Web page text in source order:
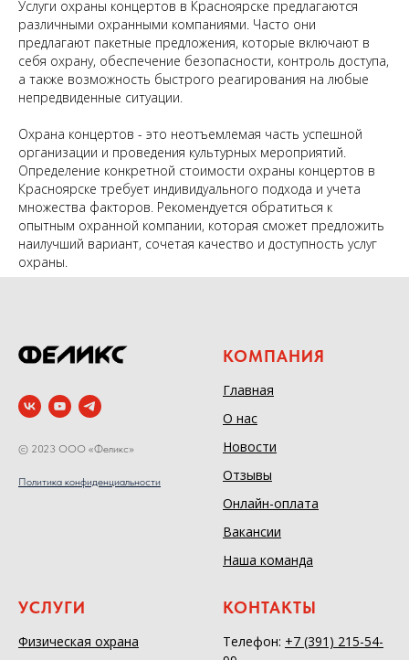
Услуги охраны концертов в Красноярске предлагаются
различными охранными компаниями. Часто они
предлагают пакетные предложения, которые включают в
себя охрану, обеспечение безопасности, контроль доступа,
а также возможность быстрого реагирования на любые
непредвиденные ситуации.
Охрана концертов - это неотъемлемая часть успешной
организации и проведения культурных мероприятий.
Определение конкретной стоимости охраны концертов в
Красноярске требует индивидуального подхода и учета
множества факторов. Рекомендуется обратиться к
опытным охранной компании, которая сможет предложить
наилучший вариант, сочетая качество и доступность услуг
охраны.
© 2023 ООО «Феликс»
Политика конфиденциальности
КОМПАНИЯ
Главная
О нас
Новости
Отзывы
Онлайн-оплата
Вакансии
Наша команда
УСЛУГИ
Физическая охрана
КОНТАКТЫ
Телефон: +7 (391) 215-54-